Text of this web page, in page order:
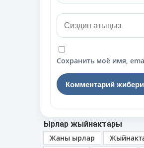
Сохранить моё имя,
Ырлар жыйнактары
Жаны ырлар